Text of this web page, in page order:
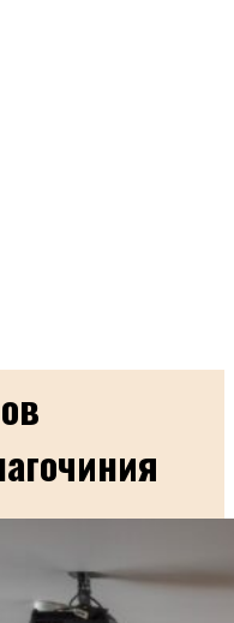
школы
Сергия